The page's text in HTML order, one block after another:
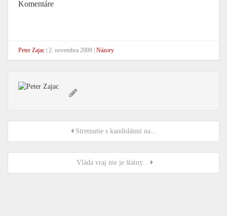
Komentáre
Peter Zajac 2. novembra 2009 Názory
Stretnutie s kandidátmi na...
Vláda vraj nie je štátny...